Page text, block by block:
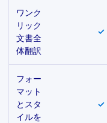
ワンク
リック
文書全
体翻訳
✓
フォー
マット
とスタ
イルを
✓